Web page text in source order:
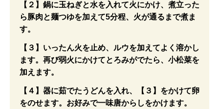
【２】鍋に玉ねぎと水を入れて火にかけ、煮立った
ら豚肉と麺つゆを加えて5分程、火が通るまで煮ま
す。
【３】いったん火を止め、ルウを加えてよく溶かし
ます。再び弱火にかけてとろみがでたら、小松菜を
加えます。
【４】器に茹でたうどんを入れ、【３】をかけて卵
をのせます。お好みで一味唐からしをかけます。